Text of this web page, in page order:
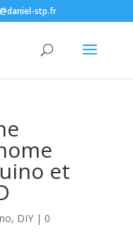
stp.fr
et
, DIY| 0